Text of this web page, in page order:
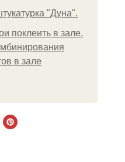
"Дуна".
поклеить в зале.
в зале